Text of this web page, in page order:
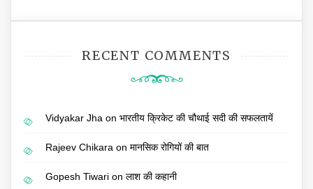
RECENT COMMENTS
Vidyakar Jha on भारतीय क्रिकेट की चौथाई सदी की सफलतायें
Rajeev Chikara on मानसिक रोगियों की बात
Gopesh Tiwari on लाश की कहानी